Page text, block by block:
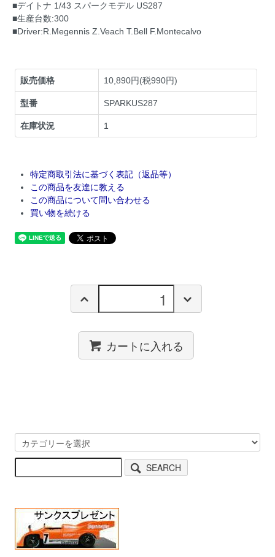
■デイトナ 1/43 スパークモデル US287
■生産台数:300
■Driver:R.Megennis Z.Veach T.Bell F.Montecalvo
販売価格 10,890円(税990円)
型番 SPARKUS287
在庫状況 1
特定商取引法に基づく表記（返品等）
この商品を友達に教える
この商品について問い合わせる
買い物を続ける
カートに入れる
SEARCH